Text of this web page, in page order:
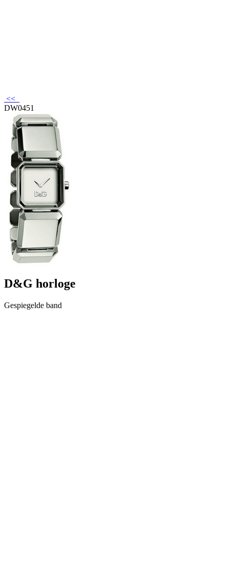
<<
DW0451
D&G horloge
Gespiegelde band